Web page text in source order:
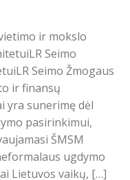
ir mokslo
Seimo
Seimo Žmogaus
ir finansų
yra sunerimę dėl
pasirinkimui,
ŠMSM
ugdymo
Lietuvos vaikų, […]